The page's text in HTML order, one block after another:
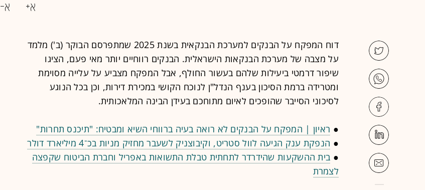
דוח המפקח על הבנקים למערכת הבנקאית בשנת 2025 שמתפרסם הבוקר (ב') מלמד
על מצבה של מערכת הבנקאות הישראלית. הבנקים רווחיים יותר מאי פעם, הציגו
שיפור דרמטי ביעילות שלהם בעשור החולף, אבל המפקח מצביע על עלייה מסוימת
ומטרידה ברמת הסיכון בענף הנדל"ן לנוכח הקושי במכירת דירות, וכן בכל הנוגע
לסיכוני הסייבר שהופכים לאיום מתוחכם בעידן הבינה המלאכותית.
● ראיון | המפקח על הבנקים לא רואה בעיה ברווחי השיא ומבטיח: "תיכנס תחרות"
● הנפקת ענק הגיעה לוול סטריט, וקיבוצניק לשעבר מחזיק מניות בכ־4 מיליארד דולר
● בית ההשקעות שהידרדר לתחתית טבלת התשואות באפריל וחברת הביטוח שקפצה
לצמרת